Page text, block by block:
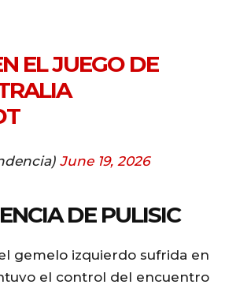
EL JUEGO DE
June 19, 2026
DE PULISIC
gemelo izquierdo sufrida en
el control del encuentro